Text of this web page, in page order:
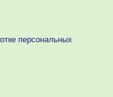
персональных